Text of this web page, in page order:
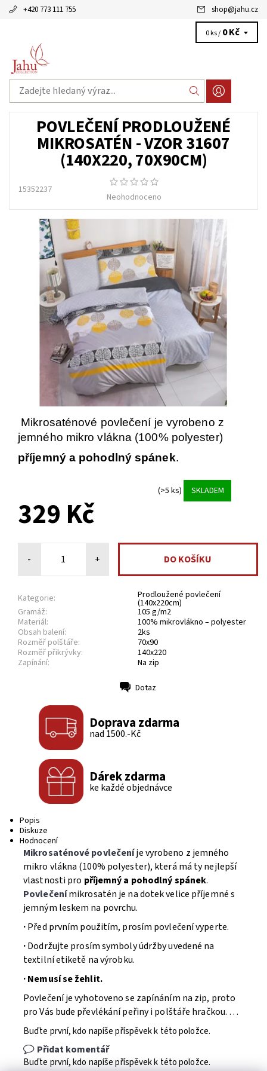
+420 773 111 755 shop@jahu.cz
0 ks / 0 Kč
POVLEČENÍ PRODLOUŽENÉ
MIKROSATÉN - VZOR 31607
(140X220, 70X90CM)
15352237
Neohodnoceno
Mikrosaténové povlečení je vyrobeno z
jemného mikro vlákna (100% polyester)
příjemný a pohodlný spánek.
(>5 ks) SKLADEM
329 Kč
- +
Kategorie: Prodloužené povlečení
(140x220cm)
Gramáž:
105 g/m2
Materiál:
100% mikrovlákno – polyester
Obsah balení:
2ks
Rozměř polštáře:
70x90
Rozměř přikrývky:
140x220
Zapínání:
Na zip
Dotaz
Doprava zdarma
nad 1500.-Kč
Dárek zdarma
ke každé objednávce
Popis
Diskuze
Hodnocení
Mikrosaténové povlečeníje vyrobeno z jemného
mikro vlákna (100% polyester), která má ty nejlepší
vlastnosti pro příjemný a pohodlný spánek.
Povlečenímikrosatén je na dotek velice příjemné s
jemným leskem na povrchu.
·Před prvním použitím, prosím povlečení vyperte.
·Dodržujte prosím symboly údržby uvedené na
textilní etiketě na výrobku.
· Nemusí se žehlit.
Povlečení je vyhotoveno se zapínáním na zip, proto
pro Vás bude převlékání peřiny i polštáře hračkou. …
Buďte první, kdo napíše příspěvek k této položce.
Přidat komentář
Buďte první, kdo napíše příspěvek k této položce.